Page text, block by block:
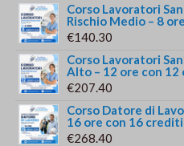
Corso Lavoratori
Rischio Medio – 8
€140.30
Corso Lavoratori
Alto – 12 ore con 12
€207.40
Corso Datore di
16 ore con 16 crediti
€268.40